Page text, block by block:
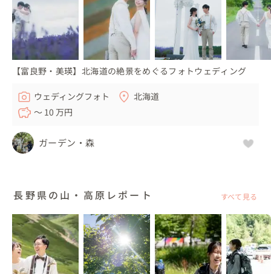
【富良野・美瑛】北海道の絶景をめぐるフォトウェディング
ウェディングフォト
北海道
〜 10 万円
ガーデン・森
長野県の山・高原レポート すべて見る